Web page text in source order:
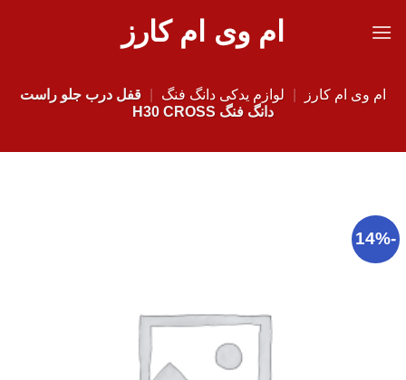
ام وی ام کارز
ام وی ام کارز لوازم یدکی دانگ فنگ
قفل درب جلو راست
دانگ فنگ H30 CROSS
-14%